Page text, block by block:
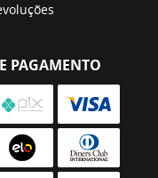
PAGAMENTO